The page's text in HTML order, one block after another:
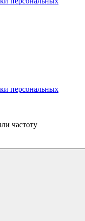
персональных
частоту